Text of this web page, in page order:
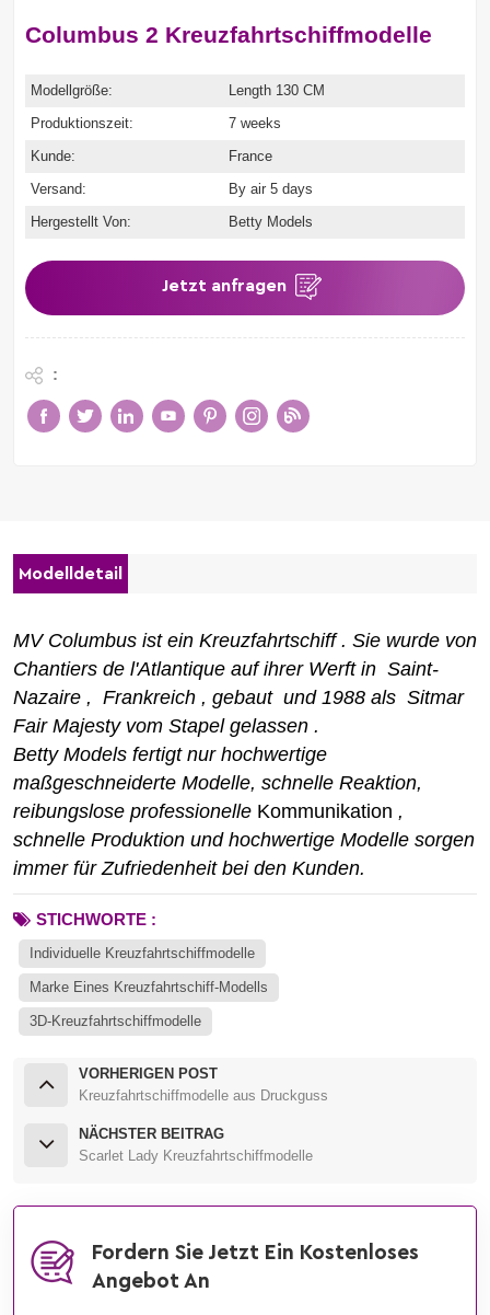
Columbus 2 Kreuzfahrtschiffmodelle
Modellgröße:
Length 130 CM
Produktionszeit:
7 weeks
Kunde:
France
Versand:
By air 5 days
Hergestellt Von:
Betty Models
Jetzt anfragen
:
Modelldetail
MV Columbus ist ein Kreuzfahrtschiff . Sie wurde von
Chantiers de l'Atlantique auf ihrer Werft in Saint-
Nazaire , Frankreich , gebaut und 1988 als Sitmar
Fair Majesty vom Stapel gelassen .
Betty Models fertigt nur hochwertige
maßgeschneiderte Modelle, schnelle Reaktion,
reibungslose professionelle Kommunikation ,
schnelle Produktion und hochwertige Modelle sorgen
immer für Zufriedenheit bei den Kunden.
STICHWORTE :
Individuelle Kreuzfahrtschiffmodelle
Marke Eines Kreuzfahrtschiff-Modells
3D-Kreuzfahrtschiffmodelle
VORHERIGEN POST
Kreuzfahrtschiffmodelle aus Druckguss
NÄCHSTER BEITRAG
Scarlet Lady Kreuzfahrtschiffmodelle
Fordern Sie Jetzt Ein Kostenloses
Angebot An